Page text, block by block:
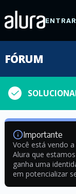
ENTRAR
FÓRUM
Importante
Você está vendo
Alura que
ganha uma
em potencializar